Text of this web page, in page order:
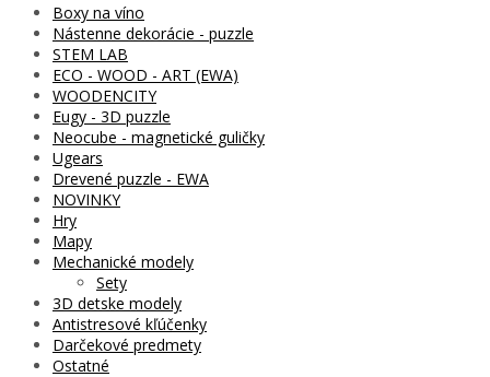
Boxy na víno
Nástenne dekorácie - puzzle
STEM LAB
ECO - WOOD - ART (EWA)
WOODENCITY
Eugy - 3D puzzle
Neocube - magnetické guličky
Ugears
Drevené puzzle - EWA
NOVINKY
Hry
Mapy
Mechanické modely
Sety
3D detske modely
Antistresové kľúčenky
Darčekové predmety
Ostatné